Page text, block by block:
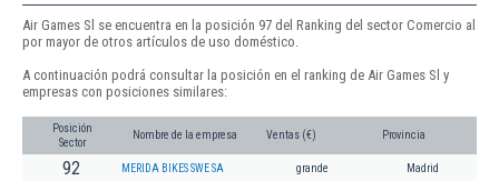
Air Games Sl se encuentra en la posición 97 del Ranking del sector Comercio al
por mayor de otros artículos de uso doméstico.
A continuación podrá consultar la posición en el ranking de Air Games Sl y
empresas con posiciones similares:
Posición
Sector
Nombre de la empresa Ventas (€) Provincia
92 MERIDA BIKES SWE SA grande Madrid